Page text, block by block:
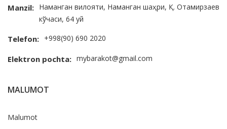
Manzil: Наманган вилояти, Наманган шаҳри, Қ. Отамирзаев
кўчаси, 64 уй
Telefon: +998(90) 690 2020
Elektron pochta: mybarakot@gmail.com
MALUMOT
Malumot